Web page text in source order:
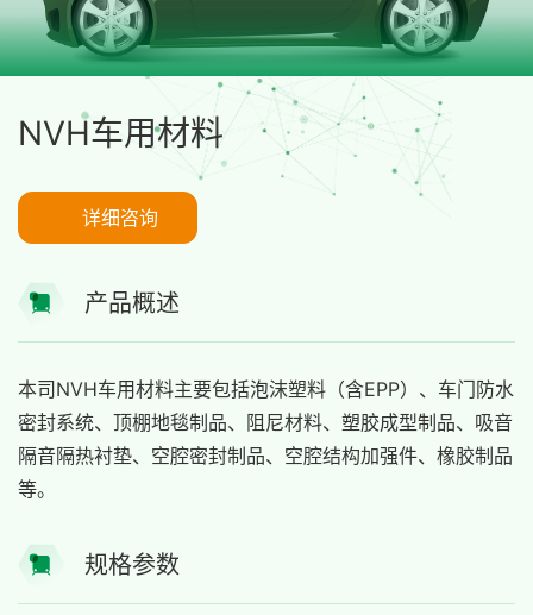
NVH车用材料
详细咨询
产品概述
本司NVH车用材料主要包括泡沫塑料（含EPP）、车门防水
密封系统、顶棚地毯制品、阻尼材料、塑胶成型制品、吸音
隔音隔热衬垫、空腔密封制品、空腔结构加强件、橡胶制品
等。
规格参数